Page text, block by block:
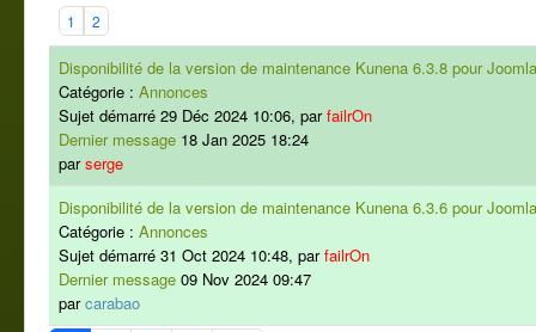
1 2
Disponibilité de la version de maintenance Kunena 6.3.8 pour
Catégorie : Annonces
Sujet démarré 29 Déc 2024 10:06, parfailrOn
Dernier message 18 Jan 2025 18:24
parserge
Disponibilité de la version de maintenance Kunena 6.3.6 pour
Catégorie : Annonces
Sujet démarré 31 Oct 2024 10:48, parfailrOn
Dernier message 09 Nov 2024 09:47
parcarabao